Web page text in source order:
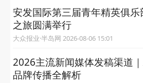
安发国际第三届青年精英俱
之旅圆满举行
大众报业·半岛网 2026-08-06 15:01
2026主流新闻媒体发稿渠道
品牌传播全解析